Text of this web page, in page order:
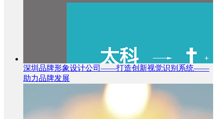
深圳品牌形象设计公司——打造创新视觉识别系统——
助力品牌发展